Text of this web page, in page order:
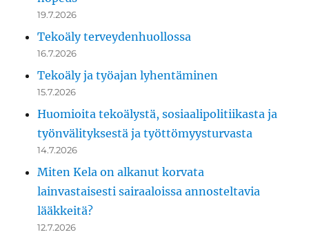
19.7.2026
Tekoäly terveydenhuollossa
16.7.2026
Tekoäly ja työajan lyhentäminen
15.7.2026
Huomioita tekoälystä, sosiaalipolitiikasta ja
työnvälityksestä ja työttömyysturvasta
14.7.2026
Miten Kela on alkanut korvata
lainvastaisesti sairaaloissa annosteltavia
lääkkeitä?
12.7.2026